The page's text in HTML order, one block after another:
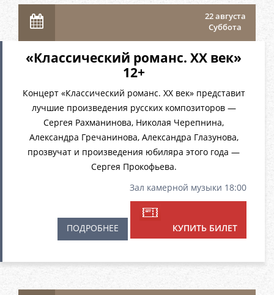
22 августа
Суббота
«Классический романс. XX век»
12+
Концерт «Классический романс. XX век» представит
лучшие произведения русских композиторов —
Сергея Рахманинова, Николая Черепнина,
Александра Гречанинова, Александра Глазунова,
прозвучат и произведения юбиляра этого года —
Сергея Прокофьева.
Зал камерной музыки 18:00
ПОДРОБНЕЕ КУПИТЬ БИЛЕТ